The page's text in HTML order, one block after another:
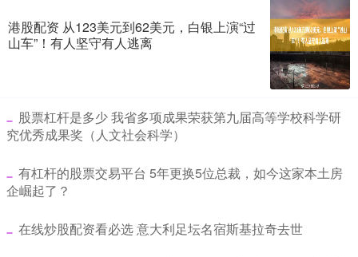
港股配资 从123美元到62美元，白银上演“过
山车”！有人坚守有人逃离
​股票杠杆是多少 我省多项成果荣获第九届高等学校科学研
究优秀成果奖（人文社会科学）
​有杠杆的股票交易平台 5年更换5位总裁，如今这家本土房
企崛起了？
​在线炒股配资看必选 意大利足坛名宿斯基拉奇去世